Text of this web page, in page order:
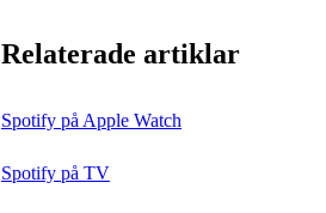
Relaterade artiklar
Spotify på Apple Watch
Spotify på TV